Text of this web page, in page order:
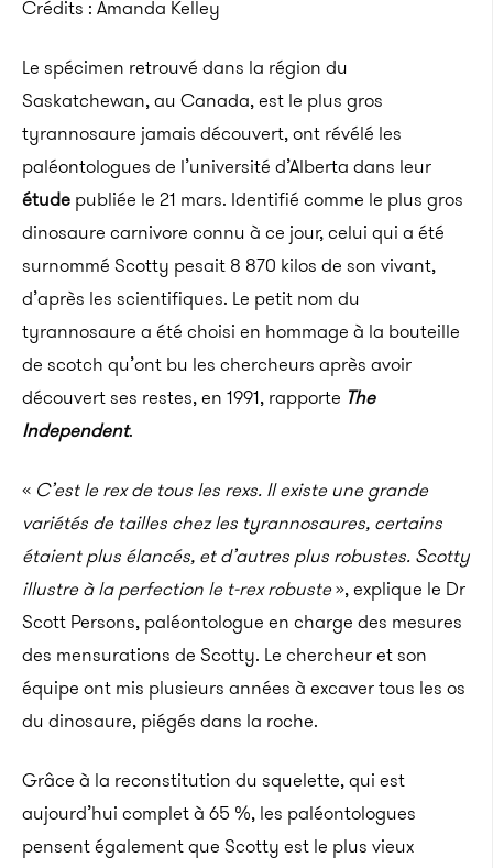
Crédits : Amanda Kelley
Le spécimen retrouvé dans la région du
Saskatchewan, au Canada, est le plus gros
tyrannosaure jamais découvert, ont révélé les
paléontologues de l’université d’Alberta dans leur
étude publiée le 21 mars. Identifié comme le plus gros
dinosaure carnivore connu à ce jour, celui qui a été
surnommé Scotty pesait 8 870 kilos de son vivant,
d’après les scientifiques. Le petit nom du
tyrannosaure a été choisi en hommage à la bouteille
de scotch qu’ont bu les chercheurs après avoir
découvert ses restes, en 1991, rapporte The
Independent.
« C’est le rex de tous les rexs. Il existe une grande
variétés de tailles chez les tyrannosaures, certains
étaient plus élancés, et d’autres plus robustes. Scotty
illustre à la perfection le t-rex robuste», explique le Dr
Scott Persons, paléontologue en charge des mesures
des mensurations de Scotty. Le chercheur et son
équipe ont mis plusieurs années à excaver tous les os
du dinosaure, piégés dans la roche.
Grâce à la reconstitution du squelette, qui est
aujourd’hui complet à 65 %, les paléontologues
pensent également que Scotty est le plus vieux